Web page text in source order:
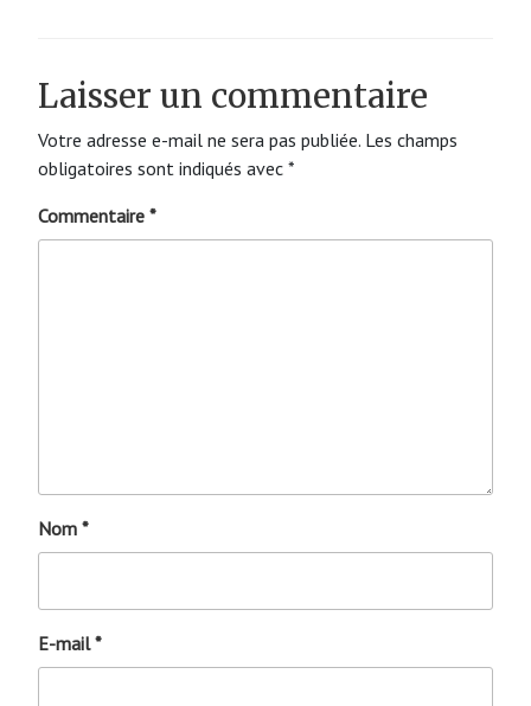
Laisser un commentaire
Votre adresse e-mail ne sera pas publiée. Les champs
obligatoires sont indiqués avec *
Commentaire *
Nom *
E-mail*